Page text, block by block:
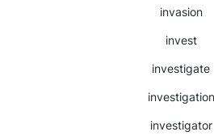
invasion
invest
investigate
investigation
investigator